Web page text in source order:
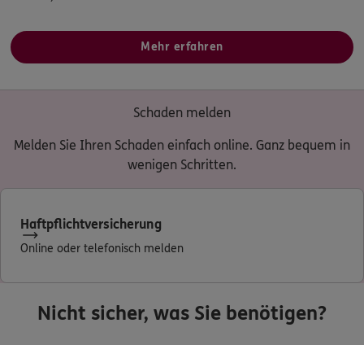
Mehr erfahren
Schaden melden
Melden Sie Ihren Schaden einfach online. Ganz bequem in
wenigen Schritten.
Haftpflichtversicherung
Online oder telefonisch melden
Nicht sicher, was Sie benötigen?